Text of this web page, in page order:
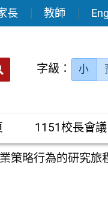
長 教師
送出 字級： 小
1151校長會議
略行為的研究旅